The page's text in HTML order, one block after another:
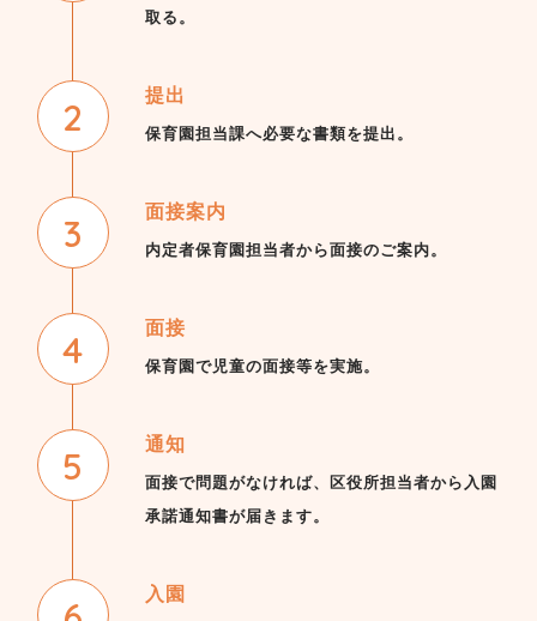
取る。
提出
保育園担当課へ必要な書類を提出。
面接案内
内定者保育園担当者から面接のご案内。
面接
保育園で児童の面接等を実施。
通知
面接で問題がなければ、区役所担当者から入園
承諾通知書が届きます。
入園